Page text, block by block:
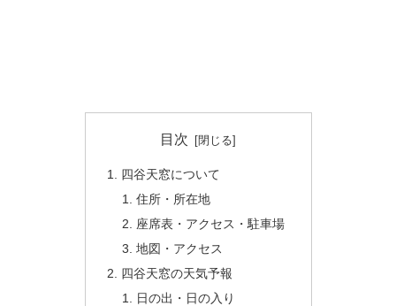
目次
四谷天窓について
住所・所在地
座席表・アクセス・駐車場
地図・アクセス
四谷天窓の天気予報
日の出・日の入り